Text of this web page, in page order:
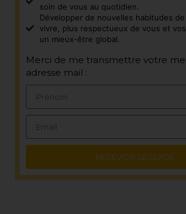
soin de vous au quotidien.
Développer de nouvelles habitudes
vivre, plus respectueux de vous et
un mieux-être global.
Merci de me transmettre votre
adresse mail :
RECEVOIR LE GUIDE